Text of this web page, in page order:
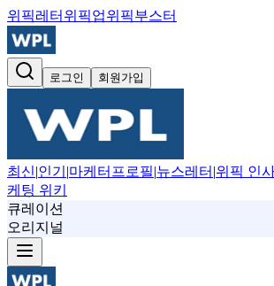
위픽레터 위픽업위픽부스터
로그인 회원가입
최신|인기 |마케터프로필|뉴스레터 |위픽 인
케팅 위키
큐레이션
오리지널